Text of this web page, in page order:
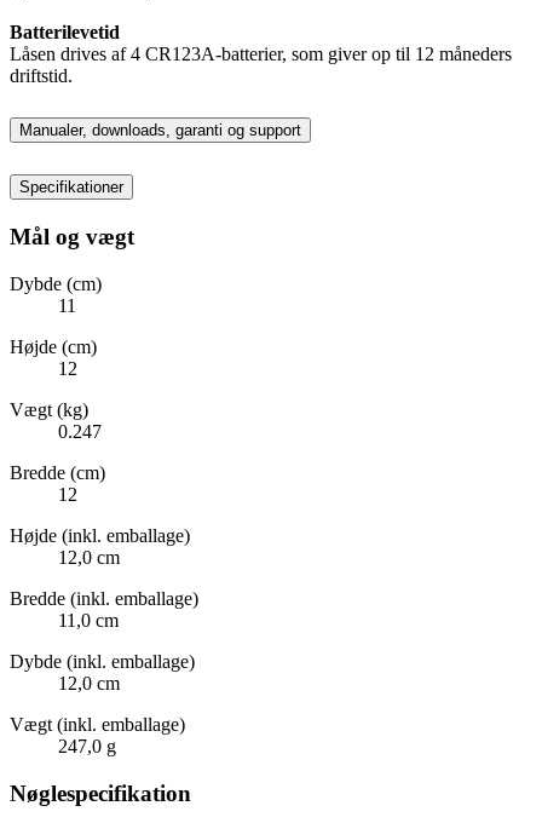
Batterilevetid
Låsen drives af 4 CR123A-batterier, som giver op til 12 måneders
driftstid.
Manualer, downloads, garanti og support
Specifikationer
Mål og vægt
Dybde (cm)
11
Højde (cm)
12
Vægt (kg)
0.247
Bredde (cm)
12
Højde (inkl. emballage)
12,0 cm
Bredde (inkl. emballage)
11,0 cm
Dybde (inkl. emballage)
12,0 cm
Vægt (inkl. emballage)
247,0 g
Nøglespecifikation